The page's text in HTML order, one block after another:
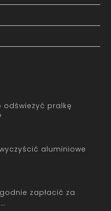
odświeżyć pralkę
aluminiowe
zapłacić za